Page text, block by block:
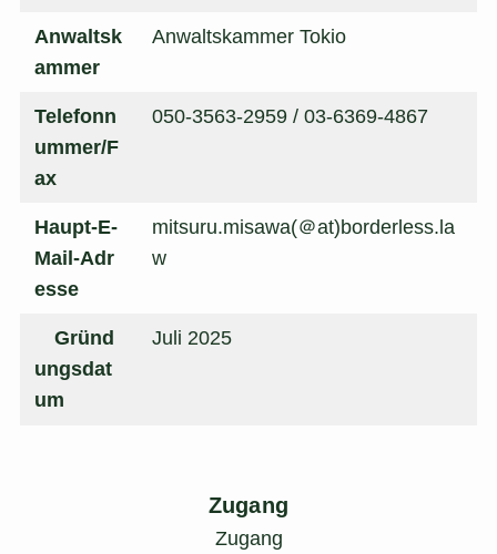
Anwaltsk
ammer
Anwaltskammer Tokio
Telefonn
ummer/F
ax
050-3563-2959 / 03-6369-4867
Haupt-E-
Mail-Adr
esse
mitsuru.misawa(＠at)borderless.la
w
Gründ
ungsdat
um
Juli 2025
Zugang
Zugang